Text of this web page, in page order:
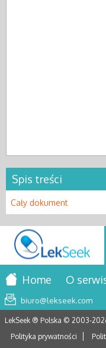
Spis treści
Cały dokument
Home O
biuro@lekseek.com
LekSeek ® Polska © 2003-
Polityka prywatności